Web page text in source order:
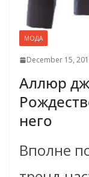
МОДА
December 15,
Аллюр
него
Вполне